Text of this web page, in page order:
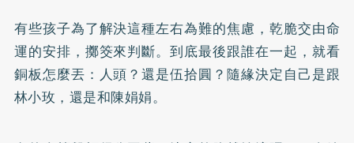
有些孩子為了解決這種左右為難的焦慮，乾脆交由命
運的安排，擲筊來判斷。到底最後跟誰在一起，就看
銅板怎麼丟：人頭？還是伍拾圓？隨緣決定自己是跟
林小玫，還是和陳娟娟。